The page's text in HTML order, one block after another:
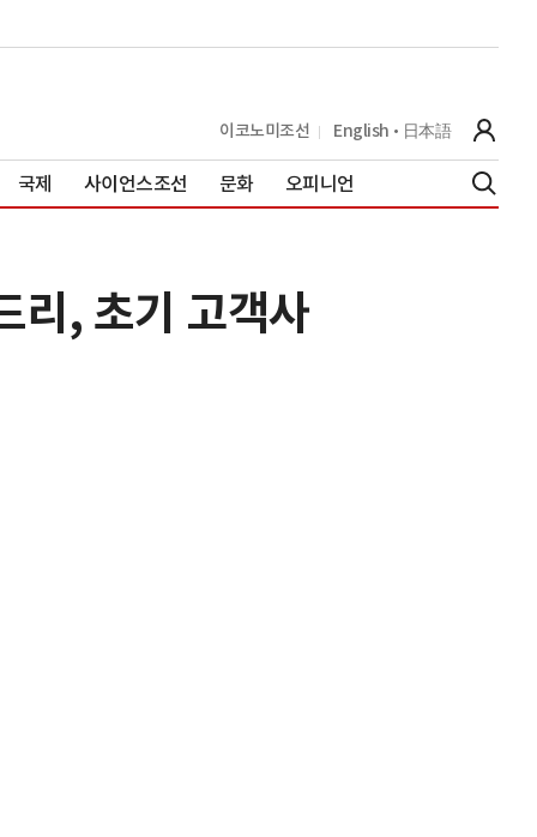
이코노미조선 English 日本語
국제 사이언스조선 문화 오피니언
리, 초기 고객사